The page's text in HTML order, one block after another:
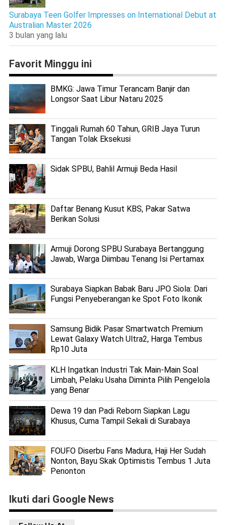
Surabaya Teen Golfer Impresses on International Debut at
Australian Master 2026
3 bulan yang lalu
Favorit Minggu ini
BMKG: Jawa Timur Terancam Banjir dan
Longsor Saat Libur Nataru 2025
Tinggali Rumah 60 Tahun, GRIB Jaya Turun
Tangan Tolak Eksekusi
Sidak SPBU, Bahlil Armuji Beda Hasil
Daftar Benang Kusut KBS, Pakar Satwa
Berikan Solusi
Armuji Dorong SPBU Surabaya Bertanggung
Jawab, Warga Diimbau Tenang Isi Pertamax
Surabaya Siapkan Babak Baru JPO Siola: Dari
Fungsi Penyeberangan ke Spot Foto Ikonik
Samsung Bidik Pasar Smartwatch Premium
Lewat Galaxy Watch Ultra2, Harga Tembus
Rp10 Juta
KLH Ingatkan Industri Tak Main-Main Soal
Limbah, Pelaku Usaha Diminta Pilih Pengelola
yang Benar
Dewa 19 dan Padi Reborn Siapkan Lagu
Khusus, Cuma Tampil Sekali di Surabaya
FOUFO Diserbu Fans Madura, Haji Her Sudah
Nonton, Bayu Skak Optimistis Tembus 1 Juta
Penonton
Ikuti dari Google News